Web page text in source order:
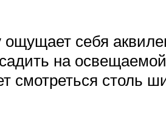
себя
на
смотреться столь